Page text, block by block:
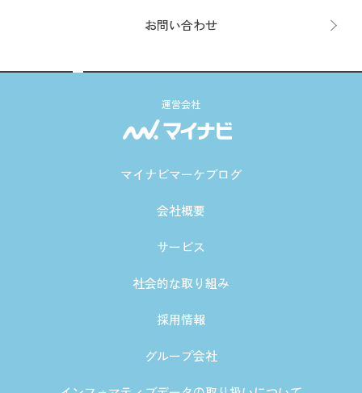
お問い合わせ
運営会社
マイナビマーケブログ
会社概要
サービス
社会的な取り組み
採用情報
グループ会社